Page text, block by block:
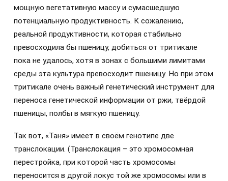
мощную вегетативную массу и сумасшедшую
потенциальную продуктивность. К сожалению,
реальной продуктивности, которая стабильно
превосходила бы пшеницу, добиться от тритикале
пока не удалось, хотя в зонах с большими лимитами
среды эта культура превосходит пшеницу. Но при этом
тритикале очень важный генетический инструмент для
переноса генетической информации от ржи, твёрдой
пшеницы, полбы в мягкую пшеницу.
Так вот, «Таня» имеет в своём генотипе две
транслокации. (Транслокация – это хромосомная
перестройка, при которой часть хромосомы
переносится в другой локус той же хромосомы или в